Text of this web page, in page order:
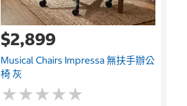
$2,899
Musical Chairs Impressa 無扶手辦公
椅 灰
★★★★★
★★★★★